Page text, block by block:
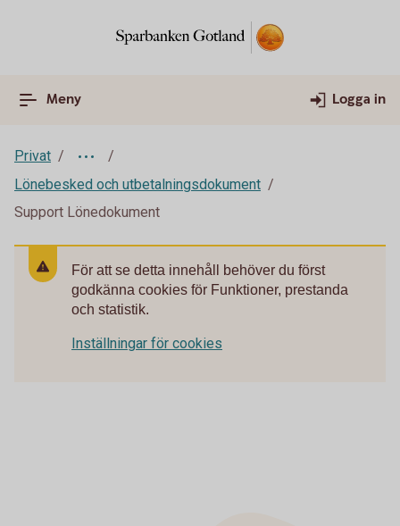
Meny Logga in
Privat
Lönebesked och utbetalningsdokument
Support Lönedokument
För att se detta innehåll behöver du först
godkänna cookies för Funktioner, prestanda
och statistik.
Inställningar för cookies